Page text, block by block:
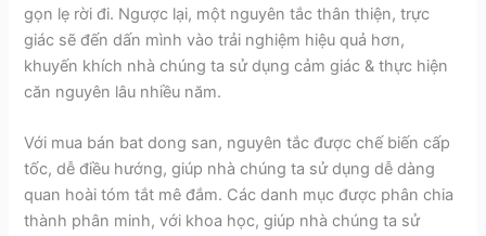
gọn lẹ rời đi. Ngược lại, một nguyên tắc thân thiện, trực
giác sẽ đến dấn mình vào trải nghiệm hiệu quả hơn,
khuyến khích nhà chúng ta sử dụng cảm giác & thực hiện
căn nguyên lâu nhiều năm.
Với mua bán bat dong san, nguyên tắc được chế biến cấp
tốc, dễ điều hướng, giúp nhà chúng ta sử dụng dễ dàng
quan hoài tóm tắt mê đắm. Các danh mục được phân chia
thành phân minh, với khoa học, giúp nhà chúng ta sử